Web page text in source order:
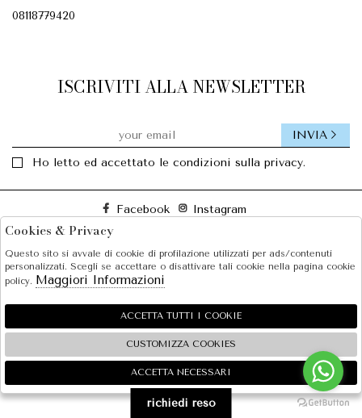
08118779420
ISCRIVITI ALLA NEWSLETTER
Ho letto ed accettato le condizioni sulla privacy.
INVIA
Facebook Instagram
SOLE S.R.L.
SHOPPING
EXTRA
2026 SOLE S.R.L. - P.iva : 07456781215 Powered byAteliersocietàgruppo Zucchetti
🍪
richiedi reso
Cookies & Privacy
Questo sito si avvale di cookie di profilazione utilizzati per ads/contenuti
personalizzati. Scegli se accettare o disattivare tali cookie nella pagina cookie
policy. Maggiori Informazioni
ACCETTA TUTTI I COOKIE
CUSTOMIZZA COOKIES
ACCETTA NECESSARI